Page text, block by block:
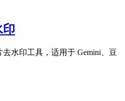
印
水印工具，适用于 Gemini、豆